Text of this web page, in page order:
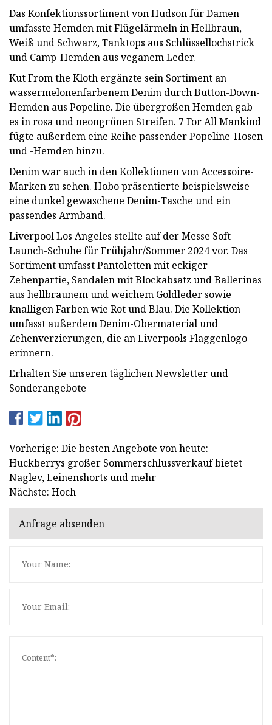
Das Konfektionssortiment von Hudson für Damen
umfasste Hemden mit Flügelärmeln in Hellbraun,
Weiß und Schwarz, Tanktops aus Schlüssellochstrick
und Camp-Hemden aus veganem Leder.
Kut From the Kloth ergänzte sein Sortiment an
wassermelonenfarbenem Denim durch Button-Down-
Hemden aus Popeline. Die übergroßen Hemden gab
es in rosa und neongrünen Streifen. 7 For All Mankind
fügte außerdem eine Reihe passender Popeline-Hosen
und -Hemden hinzu.
Denim war auch in den Kollektionen von Accessoire-
Marken zu sehen. Hobo präsentierte beispielsweise
eine dunkel gewaschene Denim-Tasche und ein
passendes Armband.
Liverpool Los Angeles stellte auf der Messe Soft-
Launch-Schuhe für Frühjahr/Sommer 2024 vor. Das
Sortiment umfasst Pantoletten mit eckiger
Zehenpartie, Sandalen mit Blockabsatz und Ballerinas
aus hellbraunem und weichem Goldleder sowie
knalligen Farben wie Rot und Blau. Die Kollektion
umfasst außerdem Denim-Obermaterial und
Zehenverzierungen, die an Liverpools Flaggenlogo
erinnern.
Erhalten Sie unseren täglichen Newsletter und
Sonderangebote
Vorherige: Die besten Angebote von heute:
Huckberrys großer Sommerschlussverkauf bietet
Naglev, Leinenshorts und mehr
Nächste: Hoch
Anfrage absenden